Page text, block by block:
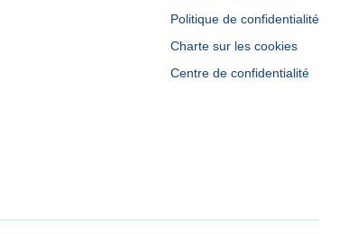
Politique de confidentialité
Charte sur les cookies
Centre de confidentialité